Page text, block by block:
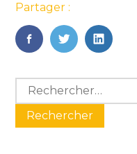
Partager :
FaceBook
Twitter
Blog
sidebar
Rechercher :